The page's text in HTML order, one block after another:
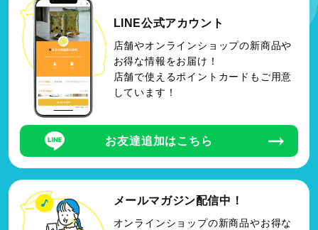
LINE公式アカウント
店舗やオンラインショップの新商品や
お得な情報をお届け！
店舗で使えるポイントカードもご用意
しています！
お友達追加はこちら
メールマガジン配信中！
オンラインショップの新商品やお得な